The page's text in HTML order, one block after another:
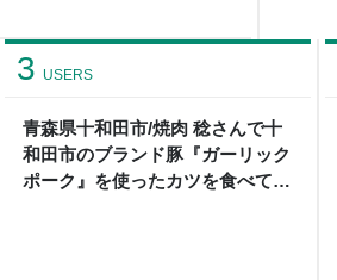
青森県十和田市/焼肉 稔さんで十
和田市のブランド豚『ガーリック
ポーク』を使ったカツを食べて来
3 USERS